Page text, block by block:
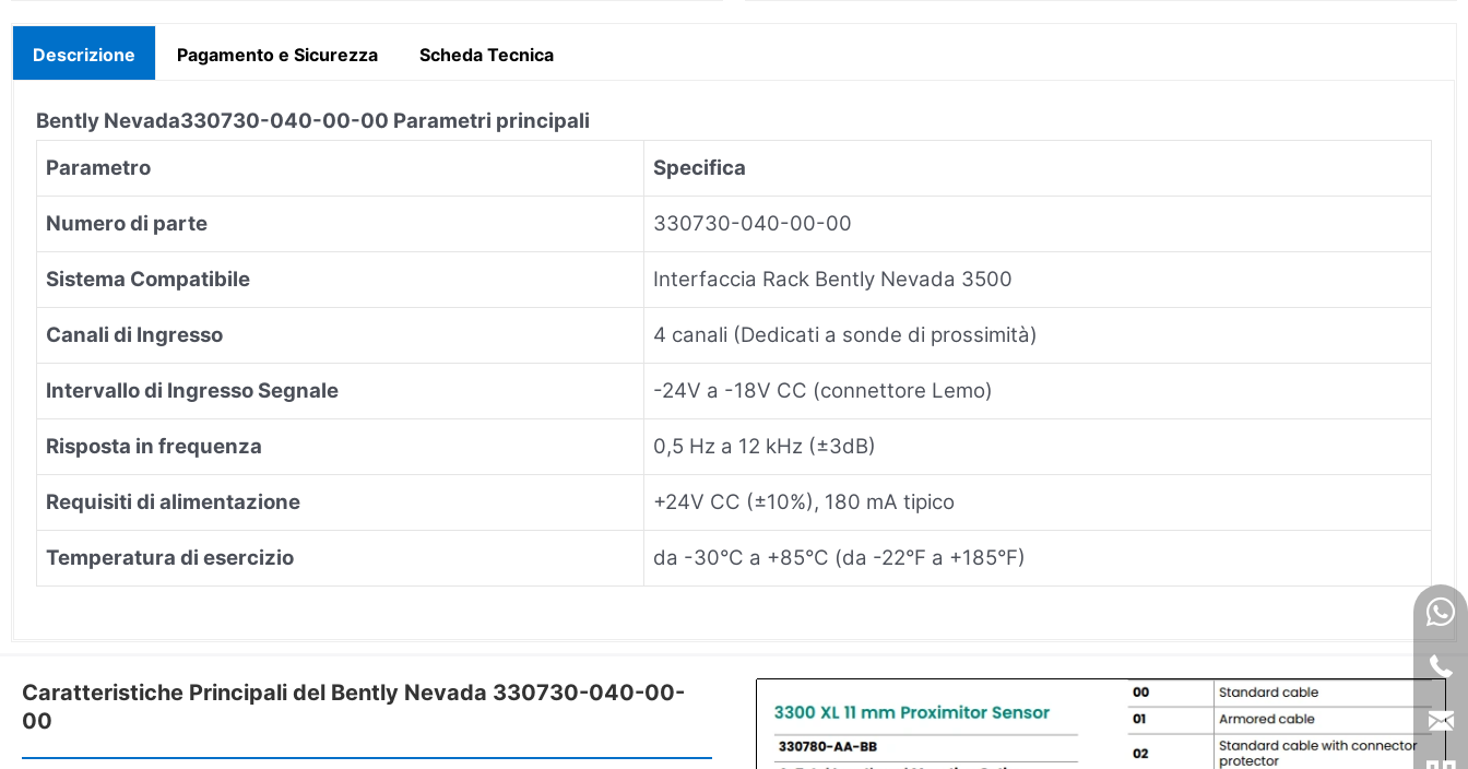
Descrizione Pagamento e Sicurezza Scheda Tecnica
Bently Nevada330730-040-00-00 Parametri principali
Parametro
Specifica
Numero di parte 330730-040-00-00
Sistema Compatibile Interfaccia Rack Bently Nevada 3500
Canali di Ingresso 4 canali (Dedicati a sonde di prossimità)
Intervallo di Ingresso Segnale -24V a -18V CC (connettore Lemo)
Risposta in frequenza 0,5 Hz a 12 kHz (±3dB)
Requisiti di alimentazione +24V CC (±10%), 180 mA tipico
Temperatura di esercizio da -30°C a +85°C (da -22°F a +185°F)
Caratteristiche Principali del Bently Nevada 330730-040-00-
00